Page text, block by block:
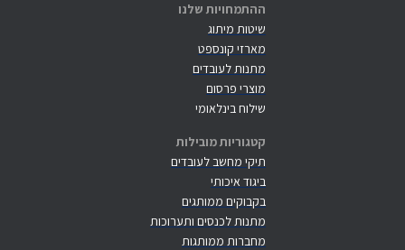
ההתמחויות שלנו
שיטות מיתוג
מארזי קונספט
מתנות לעובדים
מוצרי פרסום
שילוח בינלאומי
קטגוריות מובילות
תיקי מחשב לעובדים
ביגוד איכותי
בקבוקים ממותגים
מתנות לכנסים ותערוכות
מחברות ממותגות